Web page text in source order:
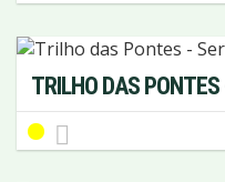
TRILHO DAS